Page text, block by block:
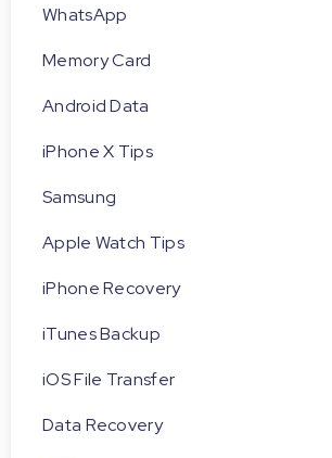
WhatsApp
Memory Card
Android Data
iPhone X Tips
Samsung
Apple Watch Tips
iPhone Recovery
iTunes Backup
iOS File Transfer
Data Recovery